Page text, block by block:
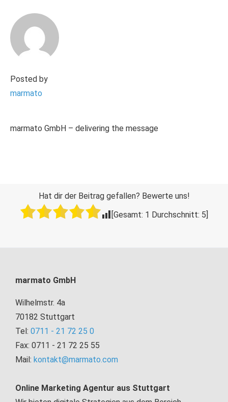
Posted by
marmato
marmato GmbH – delivering the message
Hat dir der Beitrag gefallen? Bewerte uns!
[Gesamt: 1 Durchschnitt: 5]
marmato GmbH
Wilhelmstr. 4a
70182 Stuttgart
Tel: 0711 - 21 72 25 0
Fax: 0711 - 21 72 25 55
Mail: kontakt@marmato.com
Online Marketing Agentur aus Stuttgart